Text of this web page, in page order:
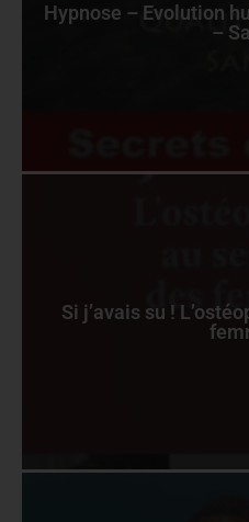
Hypnose – Evolution
–
Si j’avais su !